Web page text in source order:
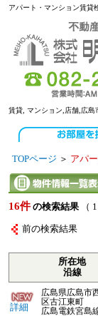
アパート・マンション賃貸
賃貸, マンション,店舗,広島
TOPページ ＞ アパ
16件 の検索結果 （
前の検索結果
所在地
沿線
詳細
広島県広島市
区古江東町
広島電鉄宮島